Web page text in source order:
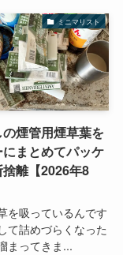
ミニマリスト
煙管用煙草葉を
まとめてパッケ
離【2026年8
を吸っているんです
て詰めづらくなった
まってきま...